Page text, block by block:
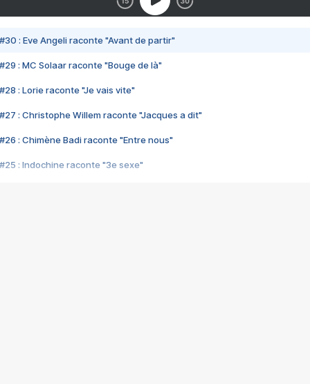
#30 : Eve Angeli raconte "Avant de partir"
#29 : MC Solaar raconte "Bouge de là"
#28 : Lorie raconte "Je vais vite"
#27 : Christophe Willem raconte "Jacques a dit"
#26 : Chimène Badi raconte "Entre nous"
#25 : Indochine raconte "3e sexe"